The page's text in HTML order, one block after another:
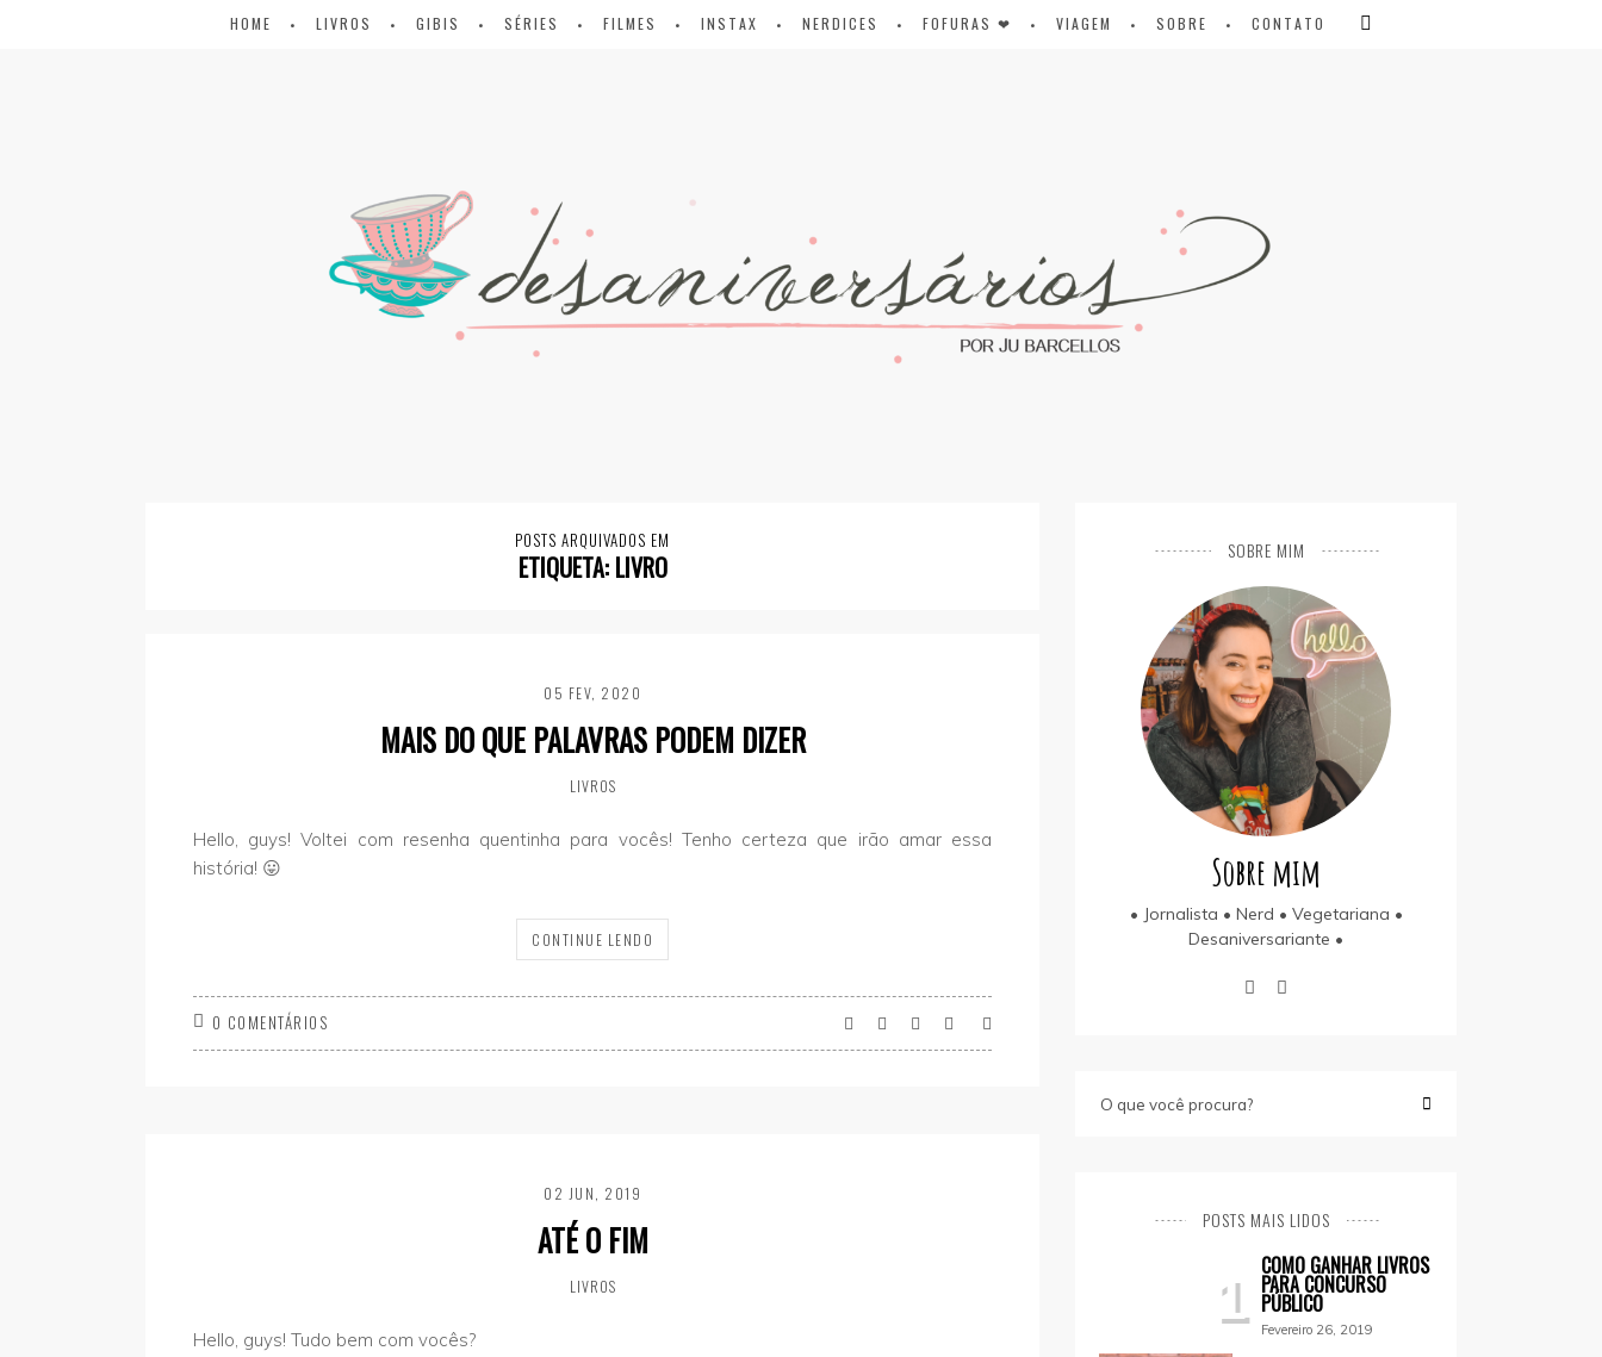
HOME LIVROS GIBIS SÉRIES FILMES INSTAX NERDICES FOFURAS ❤ VIAGEM SOBRE CONTATO
POSTS ARQUIVADOS EM
ETIQUETA: LIVRO
05 FEV, 2020
MAIS DO QUE PALAVRAS PODEM DIZER
LIVROS
Hello, guys! Voltei com resenha quentinha para vocês! Tenho certeza que irão amar essa
história! 😛
CONTINUE LENDO
0 COMENTÁRIOS
02 JUN, 2019
ATÉ O FIM
LIVROS
Hello, guys! Tudo bem com vocês?
SOBRE MIM
Sobre mim
• Jornalista • Nerd • Vegetariana •
Desaniversariante •
POSTS MAIS LIDOS
1 COMO GANHAR LIVROS
PARA CONCURSO
PÚBLICO
Fevereiro 26, 2019